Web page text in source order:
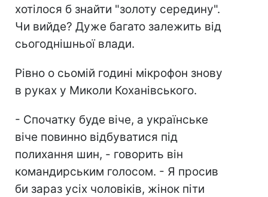
хотілося б знайти "золоту середину".
Чи вийде? Дуже багато залежить від
сьогоднішньої влади.
Рівно о сьомій годині мікрофон знову
в руках у Миколи Коханівського.
- Спочатку буде віче, а українське
віче повинно відбуватися під
полихання шин, - говорить він
командирським голосом. - Я просив
би зараз усіх чоловіків, жінок піти